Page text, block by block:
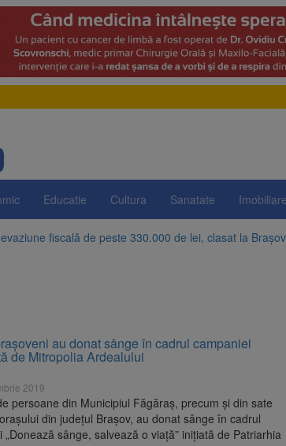
Educatie Cultura Sanatate Imobiliare
fiscală de peste 330.000 de lei, clasat la
Brașov amenință cu sistarea plăților către Brai-Cata și
Belvedere de pe Tâmpa intră în renovare. Contract de
cele mai mari parcuri ale Brașovului va fi amenajat în
pe DN1E Brașov – Poiana Brașov după un accident.
au donat sânge în cadrul campaniei
de Mitropolia Ardealului
2019
persoane din Municipiul Făgăraş, precum şi din sate
din judeţul Braşov, au donat sânge în cadrul
„Donează sânge, salvează o viaţă” iniţiată de Patriarhia